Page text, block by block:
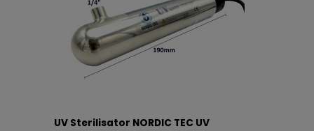
UV Sterilisator NORDIC TEC UV